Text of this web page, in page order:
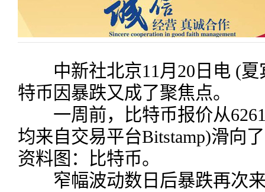
中新社北京11月20日电 (夏
特币因暴跌又成了聚焦点。
一周前，比特币报价从6261
均来自交易平台Bitstamp)滑向
资料图：比特币。
窄幅波动数日后暴跌再次来